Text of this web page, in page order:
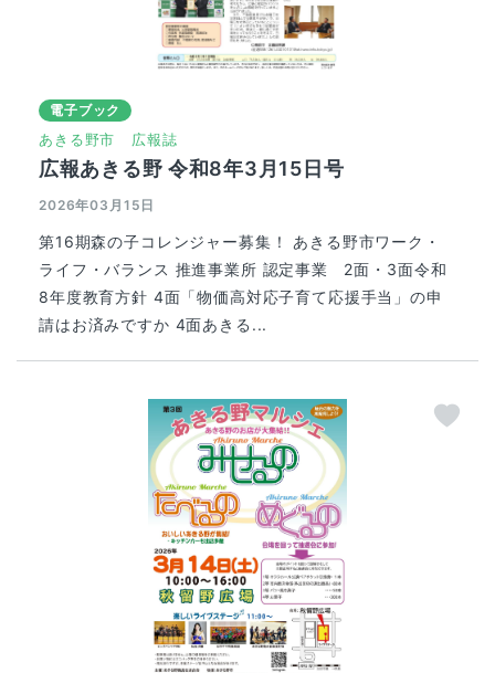
電子ブック
あきる野市 広報誌
広報あきる野 令和8年3月15日号
2026年03月15日
第16期森の子コレンジャー募集！ あきる野市ワーク・
ライフ・バランス 推進事業所 認定事業 2面・3面令和
8年度教育方針 4面「物価高対応子育て応援手当」の申
請はお済みですか 4面あきる...